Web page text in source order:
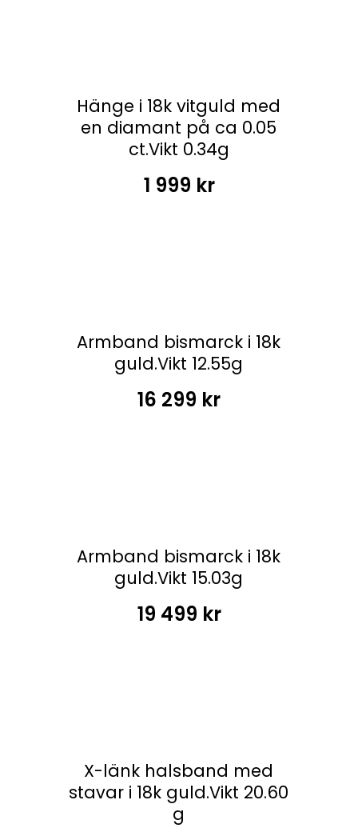
Hänge i 18k vitguld med
en diamant på ca 0.05
ct.Vikt 0.34g
1 999 kr
Armband bismarck i 18k
guld.Vikt 12.55g
16 299 kr
Armband bismarck i 18k
guld.Vikt 15.03g
19 499 kr
X-länk halsband med
stavar i 18k guld.Vikt 20.60
g